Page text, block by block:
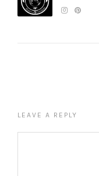
LEAVE A REPLY